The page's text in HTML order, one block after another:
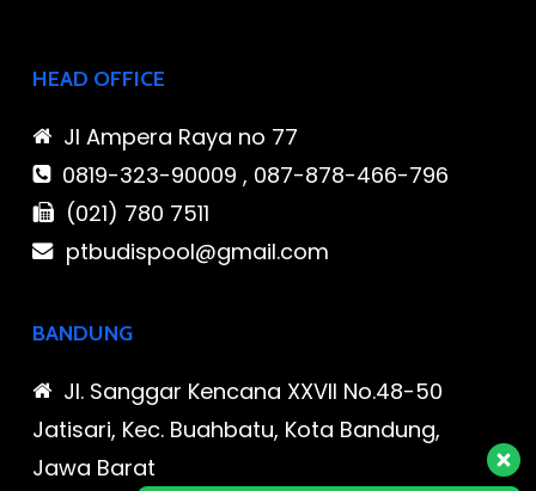
HEAD OFFICE
Jl Ampera Raya no 77
0819-323-90009 , 087-878-466-796
(021) 780 7511
ptbudispool@gmail.com
BANDUNG
Jl. Sanggar Kencana XXVII No.48-50
Jatisari, Kec. Buahbatu, Kota Bandung,
Jawa Barat